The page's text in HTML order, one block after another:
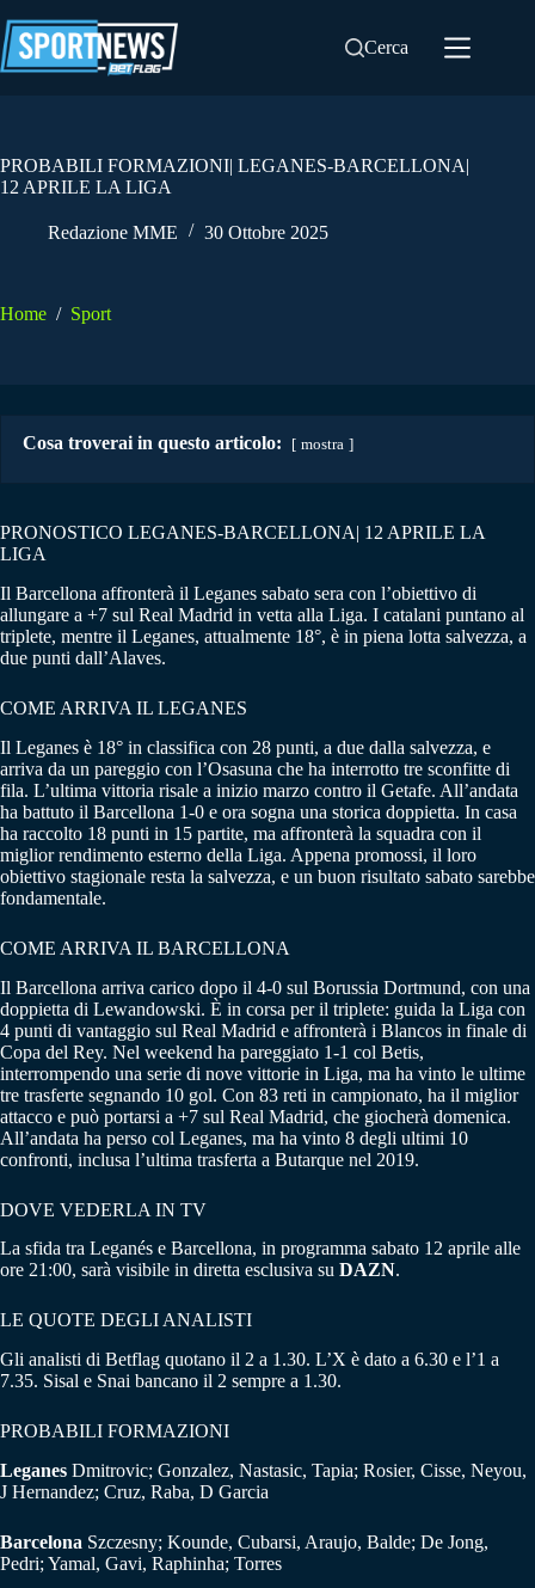
al
contenuto
Cerca
PROBABILI FORMAZIONI| LEGANES-BARCELLONA|
12 APRILE LA LIGA
Redazione MME 30 Ottobre 2025
Home / Sport
Cosa troverai in questo articolo: mostra
PRONOSTICO LEGANES-BARCELLONA| 12 APRILE LA
LIGA
Il Barcellona affronterà il Leganes sabato sera con l’obiettivo di
allungare a +7 sul Real Madrid in vetta alla Liga. I catalani puntano al
triplete, mentre il Leganes, attualmente 18°, è in piena lotta salvezza, a
due punti dall’Alaves.
COME ARRIVA IL LEGANES
Il Leganes è 18° in classifica con 28 punti, a due dalla salvezza, e
arriva da un pareggio con l’Osasuna che ha interrotto tre sconfitte di
fila. L’ultima vittoria risale a inizio marzo contro il Getafe. All’andata
ha battuto il Barcellona 1-0 e ora sogna una storica doppietta. In casa
ha raccolto 18 punti in 15 partite, ma affronterà la squadra con il
miglior rendimento esterno della Liga. Appena promossi, il loro
obiettivo stagionale resta la salvezza, e un buon risultato sabato sarebbe
fondamentale.
COME ARRIVA IL BARCELLONA
Il Barcellona arriva carico dopo il 4-0 sul Borussia Dortmund, con una
doppietta di Lewandowski. È in corsa per il triplete: guida la Liga con
4 punti di vantaggio sul Real Madrid e affronterà i Blancos in finale di
Copa del Rey. Nel weekend ha pareggiato 1-1 col Betis,
interrompendo una serie di nove vittorie in Liga, ma ha vinto le ultime
tre trasferte segnando 10 gol. Con 83 reti in campionato, ha il miglior
attacco e può portarsi a +7 sul Real Madrid, che giocherà domenica.
All’andata ha perso col Leganes, ma ha vinto 8 degli ultimi 10
confronti, inclusa l’ultima trasferta a Butarque nel 2019.
DOVE VEDERLA IN TV
La sfida tra Leganés e Barcellona, in programma sabato 12 aprile alle
ore 21:00, sarà visibile in diretta esclusiva su DAZN.
LE QUOTE DEGLI ANALISTI
Gli analisti di Betflag quotano il 2 a 1.30. L’X è dato a 6.30 e l’1 a
7.35. Sisal e Snai bancano il 2 sempre a 1.30.
PROBABILI FORMAZIONI
Leganes Dmitrovic; Gonzalez, Nastasic, Tapia; Rosier, Cisse, Neyou,
J Hernandez; Cruz, Raba, D Garcia
Barcelona Szczesny; Kounde, Cubarsi, Araujo, Balde; De Jong,
Pedri; Yamal, Gavi, Raphinha; Torres